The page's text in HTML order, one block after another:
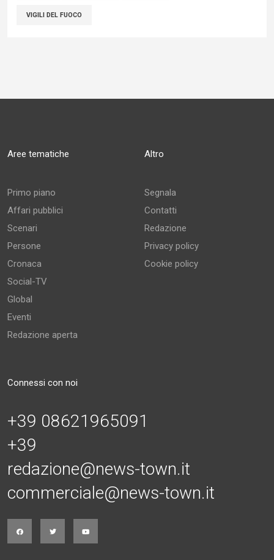
VIGILI DEL FUOCO
Aree tematiche
Primo piano
Affari pubblici
Scenari
Persone
Cronaca
Social-TV
Global
Eventi
Redazione aperta
Altro
Segnala
Contatti
Redazione
Privacy policy
Cookie policy
Connessi con noi
+39 08621965091
+39
redazione@news-town.it
commerciale@news-town.it